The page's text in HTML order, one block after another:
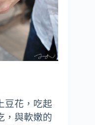
豆花，吃起
，與軟嫩的